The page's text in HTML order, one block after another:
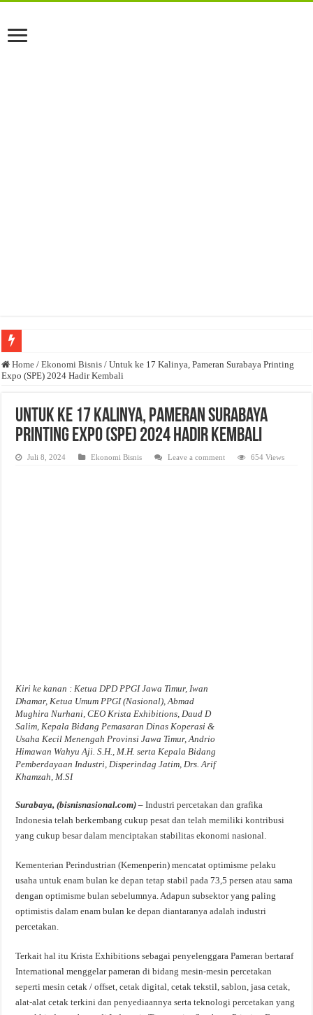
Anda butuh promosi usaha? Kontak ke Email redaksi@bisnisnasional.com
Dibutuhkan Marketing. Lamaran di-email ke redaksi@bisnisnasional.com
Home / Ekonomi Bisnis / Untuk ke 17 Kalinya, Pameran Surabaya Printing
Expo (SPE) 2024 Hadir Kembali
Untuk ke 17 Kalinya, Pameran Surabaya
Printing Expo (SPE) 2024 Hadir Kembali
Juli 8, 2024 Ekonomi Bisnis Leave a comment 654 Views
Kiri ke kanan : Ketua DPD PPGI Jawa Timur, Iwan
Dhamar, Ketua Umum PPGI (Nasional), Abmad
Mughira Nurhani, CEO Krista Exhibitions, Daud D
Salim, Kepala Bidang Pemasaran Dinas Koperasi &
Usaha Kecil Menengah Provinsi Jawa Timur, Andrio
Himawan Wahyu Aji. S.H., M.H. serta Kepala Bidang
Pemberdayaan Industri, Disperindag Jatim, Drs. Arif
Khamzah, M.SI
Surabaya, (bisnisnasional.com) – Industri percetakan dan grafika
Indonesia telah berkembang cukup pesat dan telah memiliki kontribusi
yang cukup besar dalam menciptakan stabilitas ekonomi nasional.
Kementerian Perindustrian (Kemenperin) mencatat optimisme pelaku
usaha untuk enam bulan ke depan tetap stabil pada 73,5 persen atau sama
dengan optimisme bulan sebelumnya. Adapun subsektor yang paling
optimistis dalam enam bulan ke depan diantaranya adalah industri
percetakan.
Terkait hal itu Krista Exhibitions sebagai penyelenggara Pameran bertaraf
International menggelar pameran di bidang mesin-mesin percetakan
seperti mesin cetak / offset, cetak digital, cetak tekstil, sablon, jasa cetak,
alat-alat cetak terkini dan penyediaannya serta teknologi percetakan yang